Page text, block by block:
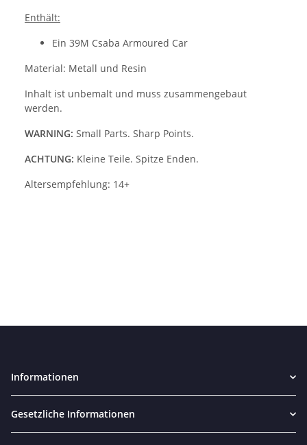
Enthält:
Ein 39M Csaba Armoured Car
Material: Metall und Resin
Inhalt ist unbemalt und muss zusammengebaut
werden.
WARNING: Small Parts. Sharp Points.
ACHTUNG: Kleine Teile. Spitze Enden.
Altersempfehlung: 14+
Informationen
Gesetzliche Informationen